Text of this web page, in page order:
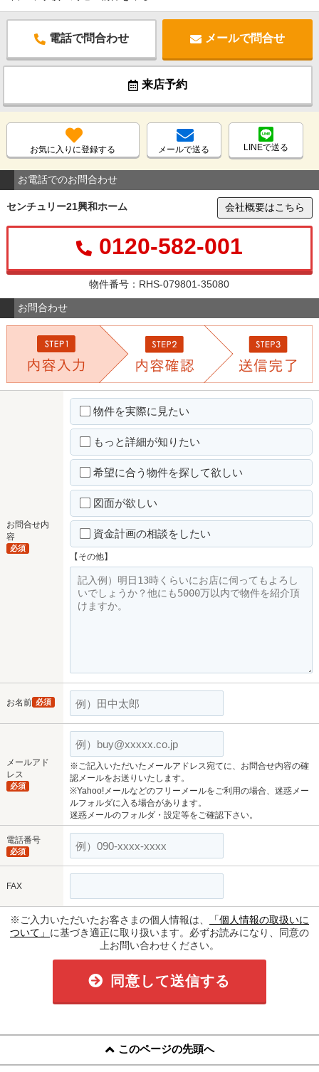
電話で問合わせ メールで問合せ
来店予約
お気に入りに登録する メールで送る LINEで送る
お電話でのお問合わせ
センチュリー21興和ホーム 会社概要はこちら
0120-582-001
物件番号：RHS-079801-35080
お問合わせ
お問合せ内
容
必須
物件を実際に見たい
もっと詳細が知りたい
希望に合う物件を探して欲しい
図面が欲しい
資金計画の相談をしたい
【その他】
お名前 必須
メールアド
レス
必須
※ご記入いただいたメールアドレス宛てに、お問合せ内容の確
認メールをお送りいたします。
※Yahoo!メールなどのフリーメールをご利用の場合、迷惑メー
ルフォルダに入る場合があります。
迷惑メールのフォルダ・設定等をご確認下さい。
電話番号
必須
FAX
※ご入力いただいたお客さまの個人情報は、
「個人情報の取扱いに
ついて」 に基づき適正に取り扱います。必ずお読みになり、同意の
上お問い合わせください。
同意して送信する
このページの先頭へ